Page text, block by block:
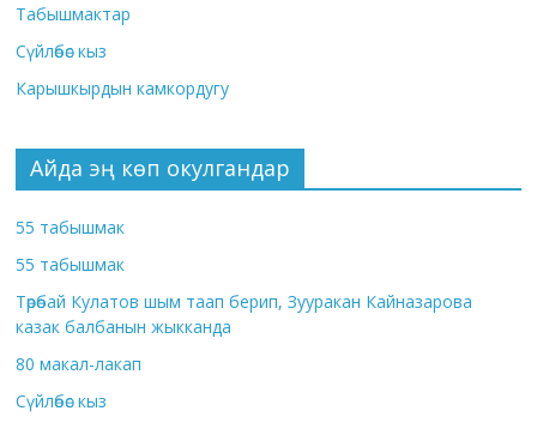
Табышмактар
Сүйлөбөс кыз
Карышкырдын камкордугу
Айда эң көп окулгандар
55 табышмак
55 табышмак
Төрөбай Кулатов шым таап берип, Зууракан Кайназарова
казак балбанын жыкканда
80 макал-лакап
Сүйлөбөс кыз